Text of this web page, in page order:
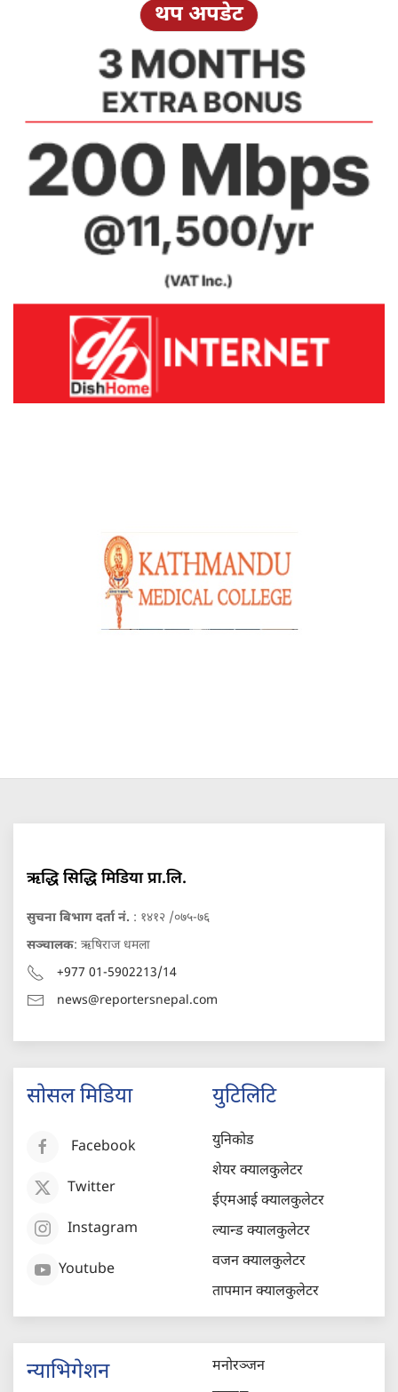
थप अपडेट
ऋद्धि सिद्धि मिडिया प्रा.लि.
सुचना बिभाग दर्ता नं. : १४१२ /०७५-७६
सञ्चालक: ऋषिराज धमला
+977 01-5902213/14
news@reportersnepal.com
सोसल मिडिया
Facebook
Twitter
Instagram
Youtube
युटिलिटि
युनिकोड
शेयर क्यालकुलेटर
ईएमआई क्यालकुलेटर
ल्यान्ड क्यालकुलेटर
वजन क्यालकुलेटर
तापमान क्यालकुलेटर
न्याभिगेशन
मनोरञ्जन